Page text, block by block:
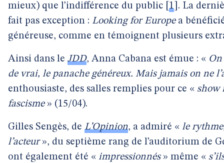
mieux) que l’indifférence du public 1 . La
fait pas exception : Looking for Europea
généreuse, comme en témoignent plusieurs
Ainsi dans le JDD, Anna Cabana est émue : «
de vrai, le panache généreux. Mais jamais on ne
enthousiaste, des salles remplies pour ce « show
fascisme» (15/04).
Gilles Sengès, de L’Opinion, a admiré « le
l’acteur», du septième rang de l’auditorium de
ont également été « impressionnés» même «